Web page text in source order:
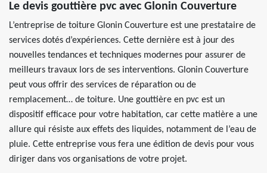
Le devis gouttière pvc avec Glonin Couverture
L’entreprise de toiture Glonin Couverture est une prestataire de
services dotés d’expériences. Cette dernière est à jour des
nouvelles tendances et techniques modernes pour assurer de
meilleurs travaux lors de ses interventions. Glonin Couverture
peut vous offrir des services de réparation ou de
remplacement… de toiture. Une gouttière en pvc est un
dispositif efficace pour votre habitation, car cette matière a une
allure qui résiste aux effets des liquides, notamment de l’eau de
pluie. Cette entreprise vous fera une édition de devis pour vous
diriger dans vos organisations de votre projet.